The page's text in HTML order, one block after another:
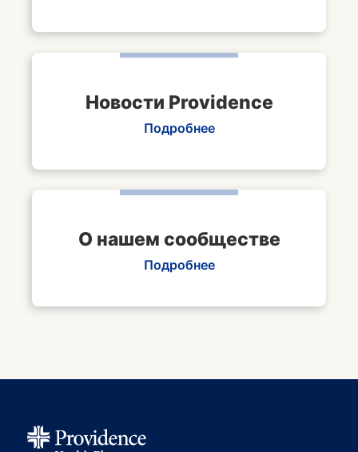
Новости Providence
Подробнее
О нашем сообществе
Подробнее